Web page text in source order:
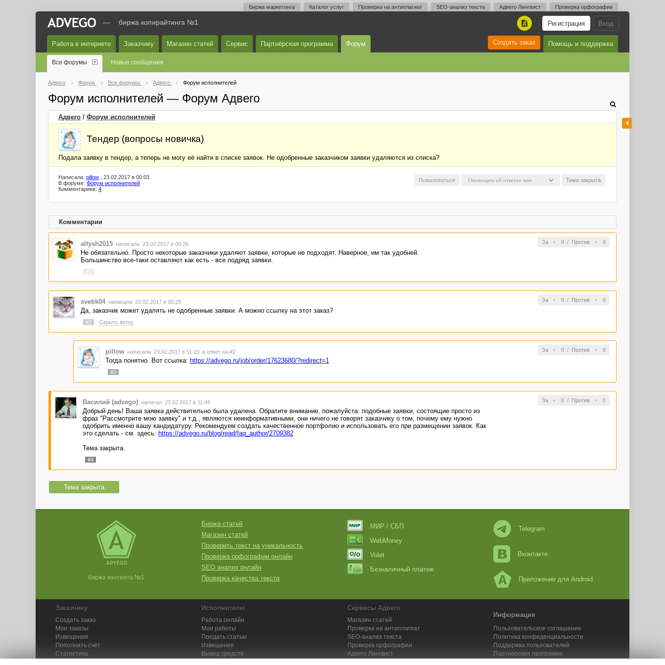
Биржа маркетинга Каталог услуг Проверка на антиплагиат SEO-анализ текста Адвего Лингвист Проверка орфографии
Вход
Регистрация
A
— биржа копирайтинга №1
Работа в интернете Заказчику Магазин статей Сервис Партнёрская программа Форум Помощь и поддержка
Создать заказ
Все форумы Новые сообщения
Адвего Форум Все форумы Адвего Форум исполнителей
Форум исполнителей — Форум Адвего
Адвего / Форум исполнителей
Тендер (вопросы новичка)
Подала заявку в тендер, а теперь не могу её найти в списке заявок. Не одобренные заказчиком заявки удаляются из списка?
Тема закрыта
Пожаловаться
Написала: pillow , 23.02.2017 в 00:03
В форуме: Форум исполнителей
Комментариев: 4
Комментарии
За 0/ Против 0
altysh2015 написала 23.02.2017 в 00:26
Не обязательно. Просто некоторые заказчики удаляют заявки, которые не подходят. Наверное, им так удобней.
Большинство все-таки оставляют как есть - все подряд заявки.
За 0/ Против 0
svetik04 написала 23.02.2017 в 00:29
Да, заказчик может удалять не одобренные заявки. А можно ссылку на этот заказ?
#2 Скрыть ветку
За 0/ Против 0
pillow написала 23.02.2017 в 11:10 в ответ на #2
Тогда понятно. Вот ссылка: https://advego.ru/job/order/17623680/?redirect=1
#3
За 0/ Против 0
Василий (advego) написал 23.02.2017 в 11:49
Добрый день! Ваша заявка действительно была удалена. Обратите внимание, пожалуйста: подобные заявки, состоящие просто из
фраз "Рассмотрите мою заявку" и т.д., являются неинформативными, они ничего не говорят заказчику о том, почему ему нужно
одобрить именно вашу кандидатуру. Рекомендуем создать качественное портфолио и использовать его при размещении заявок. Как
это сделать - см. здесь: https://advego.ru/blog/read/faq_author/2709382
Тема закрыта.
#4
Тема закрыта
биржа контента №1
Биржа статей
Магазин статей
Проверить текст на уникальность
Проверка орфографии онлайн
SEO анализ онлайн
Проверка качества текста
МИР / СБП
WebMoney
Volet
Безналичный платеж
Telegram
Вконтакте
Приложение для Android
Заказчику
Создать заказ
Мои заказы
Извещения
Пополнить счёт
Статистика
Исполнителю
Работа онлайн
Мои работы
Продать статью
Извещения
Вывод средств
Сервисы Адвего
Магазин статей
Проверка на антиплагиат
SEO-анализ текста
Проверка орфографии
Адвего Лингвист
Информация
Пользовательское соглашение
Политика конфиденциальности
Поддержка пользователей
Партнерская программа